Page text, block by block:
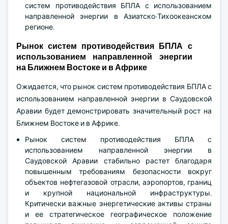
систем противодействия БПЛА с использованием
направленной энергии в Азиатско-Тихоокеанском
регионе.
Рынок систем противодействия БПЛА с
использованием направленной энергии
на Ближнем Востоке и в Африке
Ожидается, что рынок систем противодействия БПЛА с
использованием направленной энергии в Саудовской
Аравии будет демонстрировать значительный рост на
Ближнем Востоке и в Африке.
Рынок систем противодействия БПЛА с
использованием направленной энергии в
Саудовской Аравии стабильно растет благодаря
повышенным требованиям безопасности вокруг
объектов нефтегазовой отрасли, аэропортов, границ
и крупной национальной инфраструктуры.
Критически важные энергетические активы страны
и ее стратегическое географическое положение